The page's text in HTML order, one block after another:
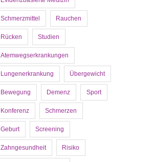
Schmerzmittel Rauchen
Rücken Studien
Atemwegserkrankungen
Lungenerkrankung Übergewicht
Bewegung Demenz Sport
Konferenz Schmerzen
Geburt Screening
Zahngesundheit Risiko